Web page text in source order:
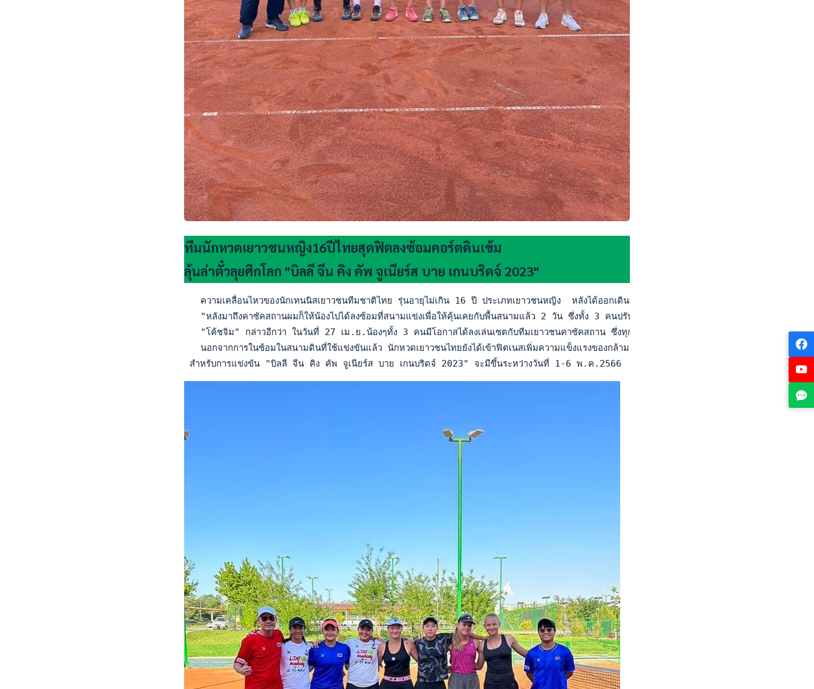
ทีมนักหวดเยาวชนหญิง16ปีไทยสุดฟิตลงซ้อมคอร์ตดินเข้ม
ลุ้นล่าตั๋วลุยศึกโลก "บิลลี จีน คิง คัพ จูเนียร์ส บาย เกนบริดจ์ 2023"
ความเคลื่อนไหวของนักเทนนิสเยาวชนทีมชาติไทย รุ่นอายุไม่เกิน 16 ปี ประเภทเยาวชนหญิง  หลังได้ออกเดินทางไปแข่งขันเทนนิสชิงแชมป์โลก โซนเอ
"หลังมาถึงคาซัคสถานผมก็ให้น้องไปได้ลงซ้อมที่สนามแข่งเพื่อให้คุ้นเคยกับพื้นสนามแล้ว 2 วัน ซึ่งทั้ง 3 คนปรับตัวได้เร็วกับพื้นสนามที่นี่ แต่แน่นอนว่าความ
"โค้ชจิม" กล่าวอีกว่า ในวันที่ 27 เม.ย.น้องๆทั้ง 3 คนมีโอกาสได้ลงเล่นเซตกับทีมเยาวชนคาซัคสถาน ซึ่งทุกคนทำได้ดี เรียนรู้จังหวะการเล่นของคู่ต่
นอกจากการในซ้อมในสนามดินที่ใช้แข่งขันแล้ว นักหวดเยาวชนไทยยังได้เข้าฟิตเนสเพิ่มความแข็งแรงของกล้ามเนื้อเพิ่มอีกด้วย โดยมี น.ส.ญาดา ศิริไชย เ
สำหรับการแข่งขัน "บิลลี จีน คิง คัพ จูเนียร์ส บาย เกนบริดจ์ 2023" จะมีขึ้นระหว่างวันที่ 1-6 พ.ค.2566